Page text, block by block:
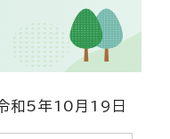
5年10月19日